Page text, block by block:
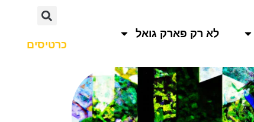
לא רק פארק גואל
כרטיסים